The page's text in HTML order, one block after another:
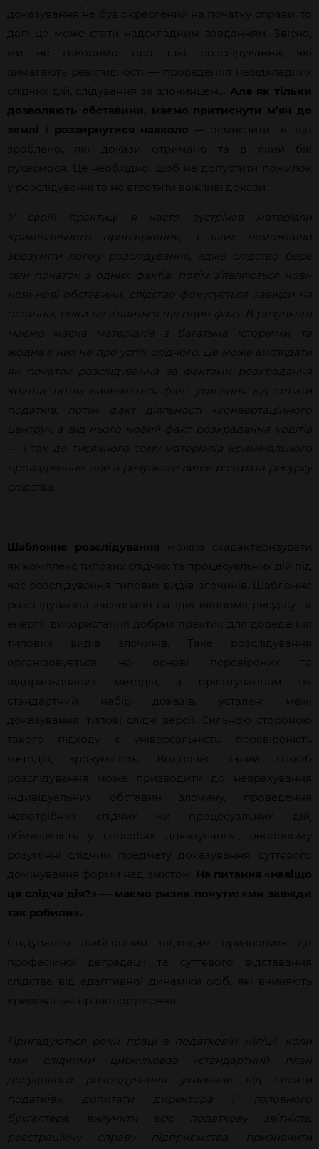
доказування не був окреслений на початку справи, то
далі це може стати надскладним завданням. Звісно,
ми не говоримо про такі розслідування, які
вимагають реактивності — проведення невідкладних
слідчих дій, слідування за злочинцем… Але як тільки
дозволяють обставини, маємо притиснути м’яч до
землі і роззирнутися навколо —
осмислити те, що
зроблено, які докази отримано та в який бік
рухаємося. Це необхідно, щоб не допустити помилок
у розслідуванні та не втратити важливі докази.
У своїй практиці я часто зустрічав матеріали
кримінального провадження, з яких неможливо
зрозуміти логіку розслідування, адже слідство бере
свій початок з одних фактів, потім з’являються нові-
нові-нові обставини, слідство фокусується завжди на
останніх, поки не з’явиться ще один факт. В результаті
маємо масив матеріалів з багатьма історіями, та
жодна з них не про успіх слідчого. Це може виглядати
як початок розслідування за фактами розкрадання
коштів, потім виявляється факт ухилення від сплати
податків, потім факт діяльності «конвертаційного
центру», а від нього новий факт розкрадання коштів
— і так до тисячного тому матеріалів кримінального
провадження, але в результаті лише розтрата ресурсу
слідства.
Шаблонне розслідування можна схарактеризувати
як комплекс типових слідчих та процесуальних дій під
час розслідування типових видів злочинів. Шаблонне
розслідування засновано на ідеї економії ресурсу та
енергії, використання добрих практик для доведення
типових видів злочинів. Таке розслідування
організовується на основі перевірених та
відпрацьованих методів, з орієнтуванням на
стандартний набір доказів, усталені межі
доказування, типові слідчі версії. Сильною стороною
такого підходу є універсальність, перевіреність
методів, зрозумілість. Водночас такий спосіб
розслідування може призводити до неврахування
індивідуальних обставин злочину, проведення
непотрібних слідчих чи процесуальних дій,
обмеженість у способах доказування, неповному
розумінні слідчим предмету доказування, суттєвого
домінування форми над змістом. На питання «навіщо
ця слідча дія?» — маємо ризик почути: «ми завжди
так робили».
Слідування шаблонним підходам призводить до
професійної деградації та суттєвого відставання
слідства від адаптивної динаміки осіб, які вчиняють
кримінальні правопорушення.
Пригадуються роки праці в податковій міліції, коли
між слідчими циркулював «стандартний план
досудового розслідування ухилення від сплати
податків»: допитати директора і головного
бухгалтера, вилучити всю податкову звітність,
реєстраційну справу підприємства, призначити